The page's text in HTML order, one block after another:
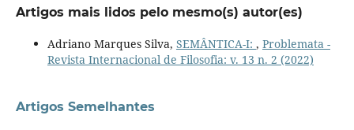
Artigos mais lidos pelo mesmo(s) autor(es)
Adriano Marques Silva, SEMÂNTICA-I: , Problemata -
Revista Internacional de Filosofia: v. 13 n. 2 (2022)
Artigos Semelhantes